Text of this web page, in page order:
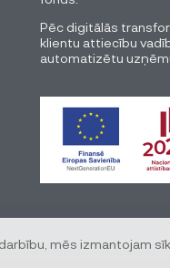
mēs izmantojam
Pēc digitālās
klientu attiecību
automatizētu